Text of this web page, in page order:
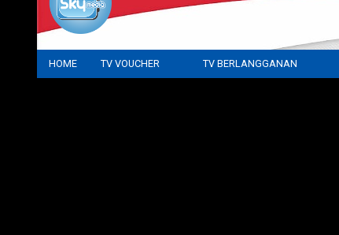
HOME TV VOUCHER TV BERLANGGANAN